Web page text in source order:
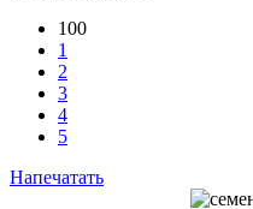
100
1
2
3
4
5
Напечатать